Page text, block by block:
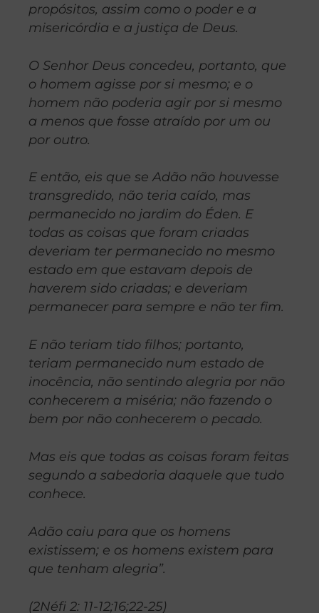
propósitos, assim como o poder e a
misericórdia e a justiça de Deus.
O Senhor Deus concedeu, portanto, que
o homem agisse por si mesmo; e o
homem não poderia agir por si mesmo
a menos que fosse atraído por um ou
por outro.
E então, eis que se Adão não houvesse
transgredido, não teria caído, mas
permanecido no jardim do Éden. E
todas as coisas que foram criadas
deveriam ter permanecido no mesmo
estado em que estavam depois de
haverem sido criadas; e deveriam
permanecer para sempre e não ter fim.
E não teriam tido filhos; portanto,
teriam permanecido num estado de
inocência, não sentindo alegria por não
conhecerem a miséria; não fazendo o
bem por não conhecerem o pecado.
Mas eis que todas as coisas foram feitas
segundo a sabedoria daquele que tudo
conhece.
Adão caiu para que os homens
existissem; e os homens existem para
que tenham alegria”.
(2Néfi 2: 11-12;16;22-25)